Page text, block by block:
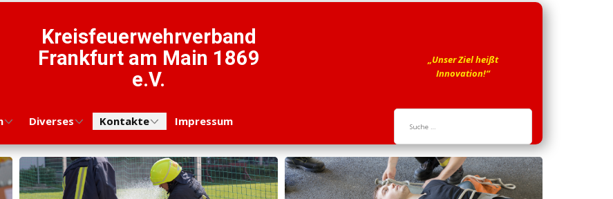
Kreisfeuerwehrverband
Frankfurt am Main 1869
e.V.
„Unser Ziel heißt
Innovation!“
Diverses Kontakte Impressum